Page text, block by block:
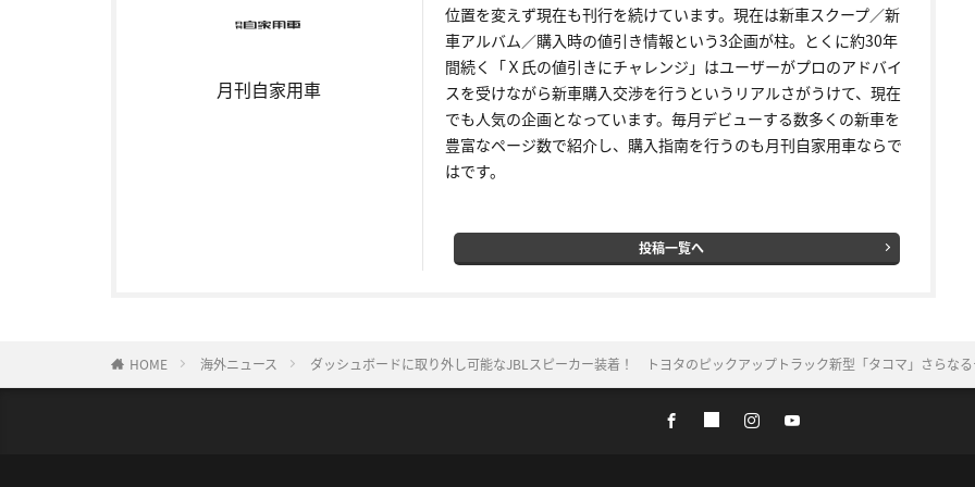
月刊自家用車
位置を変えず現在も刊行を続けています。現在は新車スクープ／新
車アルバム／購入時の値引き情報という3企画が柱。とくに約30年
間続く「Ｘ氏の値引きにチャレンジ」はユーザーがプロのアドバイ
スを受けながら新車購入交渉を行うというリアルさがうけて、現在
でも人気の企画となっています。毎月デビューする数多くの新車を
豊富なページ数で紹介し、購入指南を行うのも月刊自家用車ならで
はです。
投稿一覧へ
HOME 海外ニュース ダッシュボードに取り外し可能なJBLスピーカー装着！ トヨタのピックアップトラック新型「タコマ」さらな